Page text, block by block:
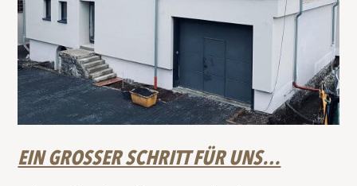
EIN GROSSER SCHRITT FÜR UNS…